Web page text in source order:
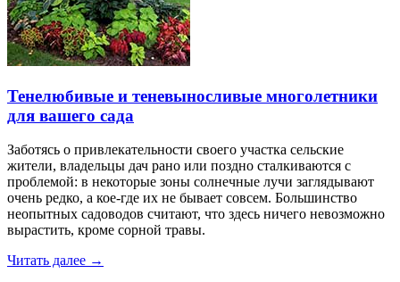
Тенелюбивые и теневыносливые многолетники
для вашего сада
Заботясь о привлекательности своего участка сельские
жители, владельцы дач рано или поздно сталкиваются с
проблемой: в некоторые зоны солнечные лучи заглядывают
очень редко, а кое-где их не бывает совсем. Большинство
неопытных садоводов считают, что здесь ничего невозможно
вырастить, кроме сорной травы.
Читать далее →